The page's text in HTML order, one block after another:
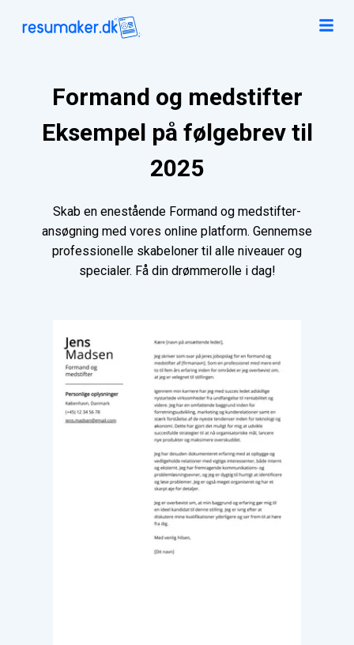
Formand og medstifter
Eksempel på følgebrev til
2025
Skab en enestående Formand og medstifter-
ansøgning med vores online platform. Gennemse
professionelle skabeloner til alle niveauer og
specialer. Få din drømmerolle i dag!